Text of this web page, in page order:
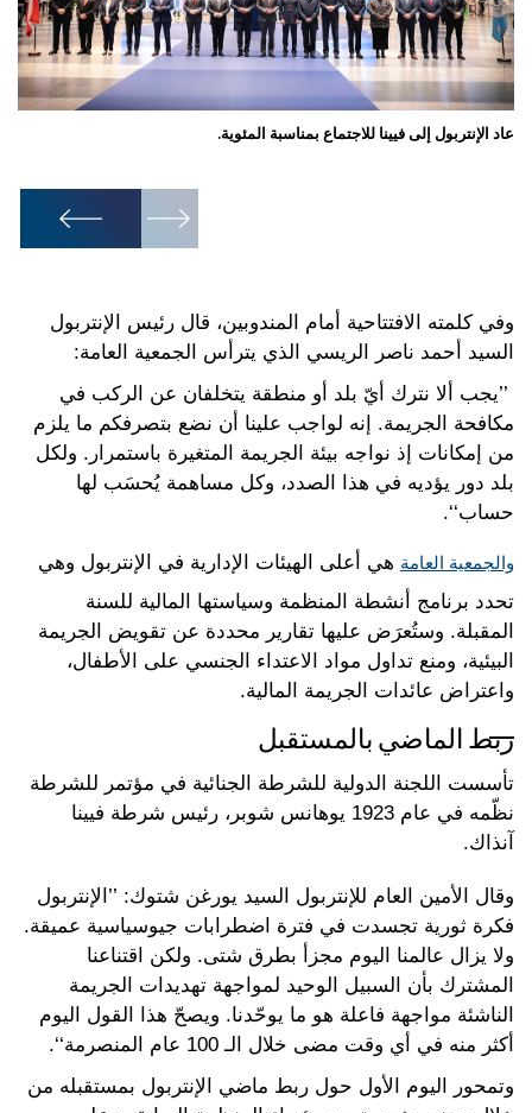
عاد الإنتربول إلى فيينا للاجتماع بمناسبة المئوية.
1
وفي كلمته الافتتاحية أمام المندوبين، قال رئيس الإنتربول
السيد أحمد ناصر الريسي الذي يترأس الجمعية العامة:
’’يجب ألا نترك أيّ بلد أو منطقة يتخلفان عن الركب في
مكافحة الجريمة. إنه لواجب علينا أن نضع بتصرفكم ما يلزم
من إمكانات إذ نواجه بيئة الجريمة المتغيرة باستمرار. ولكل
بلد دور يؤديه في هذا الصدد، وكل مساهمة يُحسَب لها
حساب‘‘.
والجمعية العامة هي أعلى الهيئات الإدارية في الإنتربول وهي
تحدد برنامج أنشطة المنظمة وسياستها المالية للسنة
المقبلة. وستُعرَض عليها تقارير محددة عن تقويض الجريمة
البيئية، ومنع تداول مواد الاعتداء الجنسي على الأطفال،
واعتراض عائدات الجريمة المالية.
ربط الماضي بالمستقبل
تأسست اللجنة الدولية للشرطة الجنائية في مؤتمر للشرطة
نظّمه في عام 1923 يوهانس شوبر، رئيس شرطة فيينا
آنذاك.
وقال الأمين العام للإنتربول السيد يورغن شتوك: ’’الإنتربول
فكرة ثورية تجسدت في فترة اضطرابات جيوسياسية عميقة.
ولا يزال عالمنا اليوم مجزأ بطرق شتى. ولكن اقتناعنا
المشترك بأن السبيل الوحيد لمواجهة تهديدات الجريمة
الناشئة مواجهة فاعلة هو ما يوحّدنا. ويصحّ هذا القول اليوم
أكثر منه في أي وقت مضى خلال الـ 100 عام المنصرمة‘‘.
وتمحور اليوم الأول حول ربط ماضي الإنتربول بمستقبله من